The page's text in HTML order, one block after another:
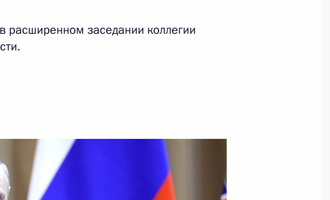
Подписаться на ленту
строительства
расширенном заседании коллегии